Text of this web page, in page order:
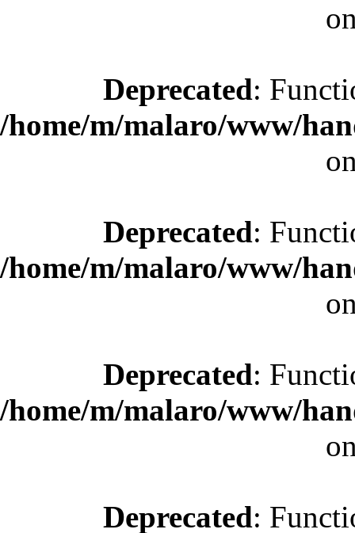
Deprecated:
/home/m/malaro/www/
Deprecated:
/home/m/malaro/www/
Deprecated:
/home/m/malaro/www/
Deprecated: